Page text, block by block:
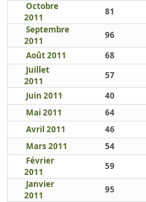
Octobre
2011
81
Septembre
2011
96
Août 2011
68
Juillet
2011
57
Juin 2011
40
Mai 2011
64
Avril 2011
46
Mars 2011
54
Février
2011
59
Janvier
2011
95